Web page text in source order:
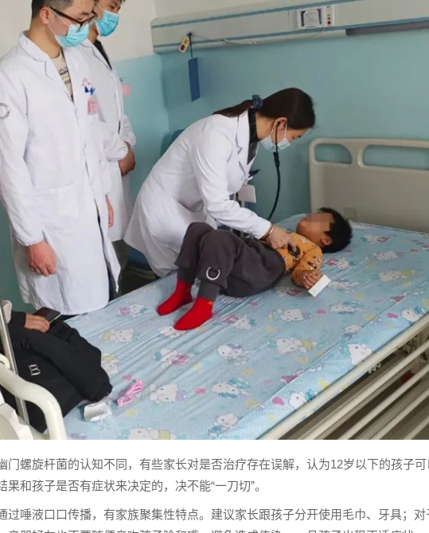
门螺旋杆菌的认知不同，有些家长对是否治疗存在误解，认为12岁以下的孩子
和孩子是否有症状来决定的，决不能“一刀切”。
过唾液口口传播，有家族聚集性特点。建议家长跟孩子分开使用毛巾、牙具；对